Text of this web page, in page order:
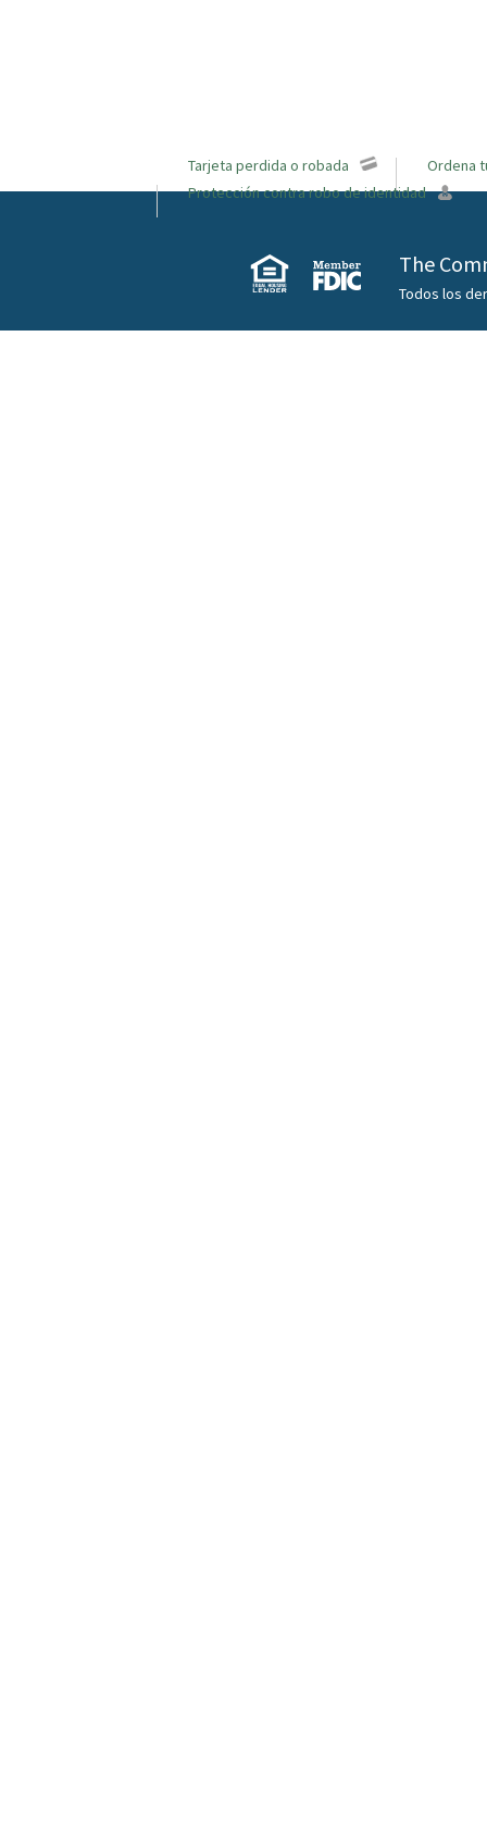
Tarjeta perdida o robada
Ordena
Protección contra robo de identidad
The
Todos los